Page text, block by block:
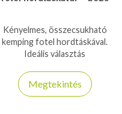
Kényelmes, összecsukható
kemping fotel hordtáskával.
Ideális választás
kempingezéshez vagy
strandoláshoz.
Megtekintés